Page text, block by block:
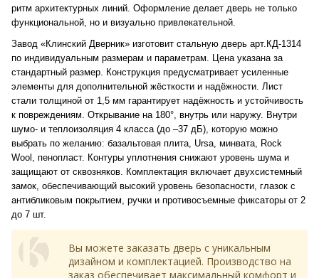
ритм архитектурных линий. Оформление делает дверь не только
функциональной, но и визуально привлекательной.
Завод «Клинский Дверник» изготовит стальную дверь арт.КД-1314
по индивидуальным размерам и параметрам. Цена указана за
стандартный размер. Конструкция предусматривает усиленные
элементы для дополнительной жёсткости и надёжности. Лист
стали толщиной от 1,5 мм гарантирует надёжность и устойчивость
к повреждениям. Открывание на 180°, внутрь или наружу. Внутри
шумо- и теплоизоляция 4 класса (до –37 дБ), которую можно
выбрать по желанию: базальтовая плита, Ursa, минвата, Rock
Wool, пенопласт. Контуры уплотнения снижают уровень шума и
защищают от сквозняков. Комплектация включает двухсистемный
замок, обеспечивающий высокий уровень безопасности, глазок с
антибликовым покрытием, ручки и противосъемные фиксаторы от 2
до 7 шт.
Вы можете заказать дверь с уникальным
дизайном и комплектацией. Производство на
заказ обеспечивает максимальный комфорт и